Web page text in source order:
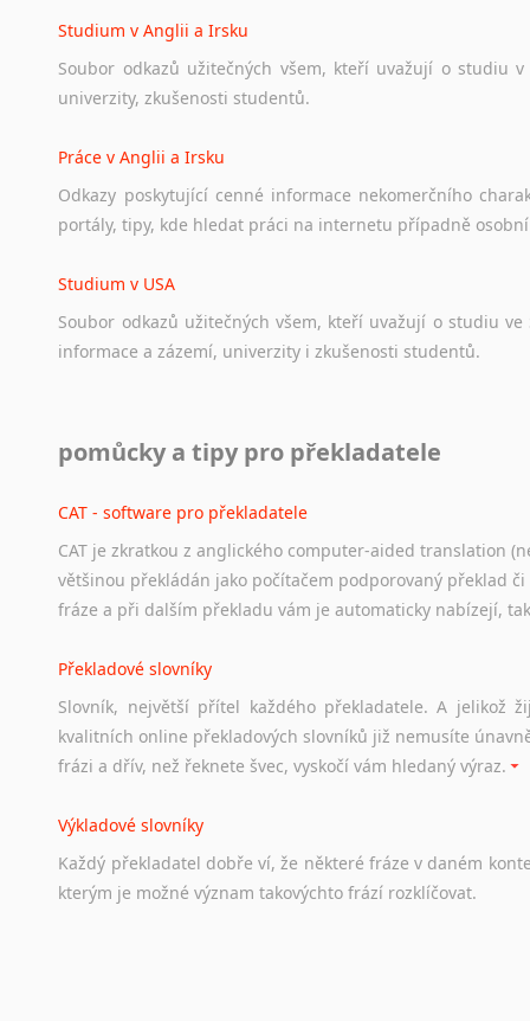
Studium v Anglii a Irsku
Soubor odkazů užitečných všem, kteří uvažují o studiu v
univerzity, zkušenosti studentů.
Práce v Anglii a Irsku
Odkazy poskytující cenné informace nekomerčního
portály, tipy, kde hledat práci na internetu případně osobní
Studium v USA
Soubor odkazů užitečných všem, kteří uvažují o studiu ve
informace a zázemí, univerzity i zkušenosti studentů.
Odkazy poskytující cenné informace nekomerčního
Studium v Austrálii
Soubor odkazů užitečných všem, kteří uvažují o studiu v
a zázemí, australské univerzity a samozřejmě i osobní
Práce v Austrálii
Odkazy poskytující cenné informace nekomerčního
hledat práci na internetu případně osobní zkušenosti
Hledáte-li
práci
stejná obecná pravidla, jako pro český životopis. Tak dost
pomůcky a tipy pro překladatele
CAT - software pro překladatele
CAT je zkratkou z anglického computer-aided translation
většinou překládán jako počítačem podporovaný překlad
fráze a při dalším překladu vám je automaticky nabízejí,
Překladové slovníky
Slovník, největší přítel každého překladatele. A jelikož
kvalitních online překladových slovníků již nemusíte
frázi a dřív, než řeknete švec, vyskočí vám hledaný výraz.
Výkladové slovníky
Každý překladatel dobře ví, že některé fráze v daném
kterým je možné význam takovýchto frází rozklíčovat.